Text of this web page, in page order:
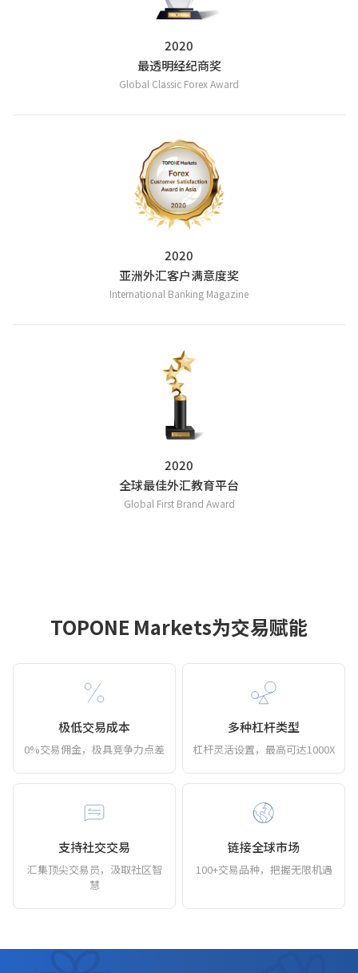
2020
最透明经纪商奖
Global Classic Forex Award
2020
亚洲外汇客户满意度奖
International Banking Magazine
2020
全球最佳外汇教育平台
Global First Brand Award
TOPONE Markets为交易赋能
极低交易成本
0%交易佣金，极具竞争力点差
多种杠杆类型
杠杆灵活设置，最高可达1000X
支持社交交易
汇集顶尖交易员，汲取社区智
慧
链接全球市场
100+交易品种，把握无限机遇